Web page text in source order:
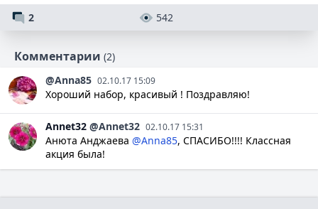
2 542
Комментарии (2)
@Anna85 02.10.17 15:09
Хороший набор, красивый ! Поздравляю!
Annet32 @Annet32 02.10.17 15:31
Анюта Анджаева @Anna85, СПАСИБО!!!! Классная
акция была!